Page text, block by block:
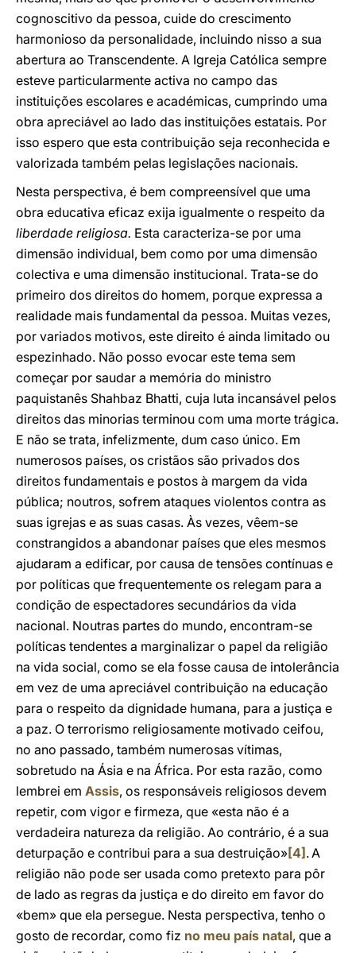
cognoscitivo da pessoa, cuide do crescimento
harmonioso da personalidade, incluindo nisso a sua
abertura ao Transcendente. A Igreja Católica sempre
esteve particularmente activa no campo das
instituições escolares e académicas, cumprindo uma
obra apreciável ao lado das instituições estatais. Por
isso espero que esta contribuição seja reconhecida e
valorizada também pelas legislações nacionais.
Nesta perspectiva, é bem compreensível que uma
obra educativa eficaz exija igualmente o respeito da
liberdade religiosa. Esta caracteriza-se por uma
dimensão individual, bem como por uma dimensão
colectiva e uma dimensão institucional. Trata-se do
primeiro dos direitos do homem, porque expressa a
realidade mais fundamental da pessoa. Muitas vezes,
por variados motivos, este direito é ainda limitado ou
espezinhado. Não posso evocar este tema sem
começar por saudar a memória do ministro
paquistanês Shahbaz Bhatti, cuja luta incansável pelos
direitos das minorias terminou com uma morte trágica.
E não se trata, infelizmente, dum caso único. Em
numerosos países, os cristãos são privados dos
direitos fundamentais e postos à margem da vida
pública; noutros, sofrem ataques violentos contra as
suas igrejas e as suas casas. Às vezes, vêem-se
constrangidos a abandonar países que eles mesmos
ajudaram a edificar, por causa de tensões contínuas e
por políticas que frequentemente os relegam para a
condição de espectadores secundários da vida
nacional. Noutras partes do mundo, encontram-se
políticas tendentes a marginalizar o papel da religião
na vida social, como se ela fosse causa de intolerância
em vez de uma apreciável contribuição na educação
para o respeito da dignidade humana, para a justiça e
a paz. O terrorismo religiosamente motivado ceifou,
no ano passado, também numerosas vítimas,
sobretudo na Ásia e na África. Por esta razão, como
lembrei em Assis, os responsáveis religiosos devem
repetir, com vigor e firmeza, que «esta não é a
verdadeira natureza da religião. Ao contrário, é a sua
deturpação e contribui para a sua destruição»[4] .A
religião não pode ser usada como pretexto para pôr
de lado as regras da justiça e do direito em favor do
«bem» que ela persegue. Nesta perspectiva, tenho o
gosto de recordar, como fiz no meu país natal, que a